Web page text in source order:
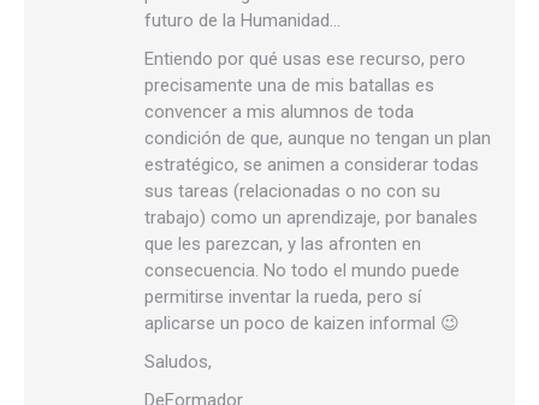
futuro de la Humanidad…
Entiendo por qué usas ese recurso, pero
precisamente una de mis batallas es
convencer a mis alumnos de toda
condición de que, aunque no tengan un plan
estratégico, se animen a considerar todas
sus tareas (relacionadas o no con su
trabajo) como un aprendizaje, por banales
que les parezcan, y las afronten en
consecuencia. No todo el mundo puede
permitirse inventar la rueda, pero sí
aplicarse un poco de kaizen informal 😉
Saludos,
DeFormador